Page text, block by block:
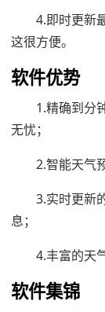
4.即时更新
这很方便。
软件优势
1.精确到分
无忧；
2.智能天气
3.实时更新
息；
4.丰富的天
软件集锦